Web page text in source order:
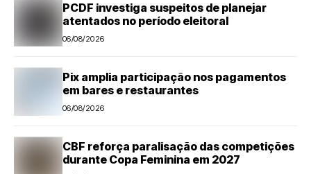
PCDF investiga suspeitos de planejar
atentados no período eleitoral
06/08/2026
Pix amplia participação nos pagamentos
em bares e restaurantes
06/08/2026
CBF reforça paralisação das competições
durante Copa Feminina em 2027